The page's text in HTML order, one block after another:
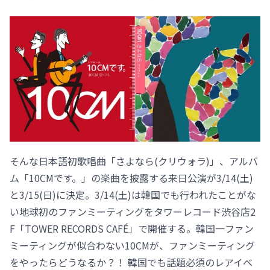
そんな日本語初歌唱曲「さよなら(クリウォラ)」、アルバ
ム「10CMです。」の楽曲を披露する来日公演が3/14(土)
と3/15(日)に決定。3/14(土)は韓国でも行われたことがな
い地球初のファンミーティングをタワーレコード渋谷店2
F「TOWER RECORDS CAFÉ」で開催する。韓国一ファン
ミーティングが似合わない10CMが、ファンミーティング
をやったらどうなるか？！ 韓国でも話題必須のレアイベ